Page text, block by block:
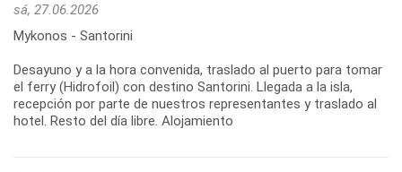
sá, 27.06.2026
Mykonos - Santorini
Desayuno y a la hora convenida, traslado al puerto para tomar
el ferry (Hidrofoil) con destino Santorini. Llegada a la isla,
recepción por parte de nuestros representantes y traslado al
hotel. Resto del día libre. Alojamiento